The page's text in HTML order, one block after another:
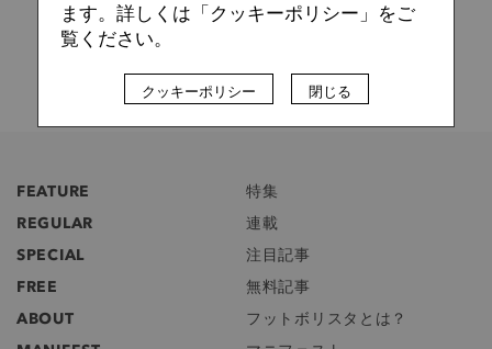
FEATURE
特集
REGULAR
連載
SPECIAL
注目記事
FREE
無料記事
ABOUT
フットボリスタとは？
ます。詳しくは「クッキーポリシー」をご
覧ください。
クッキーポリシー 閉じる